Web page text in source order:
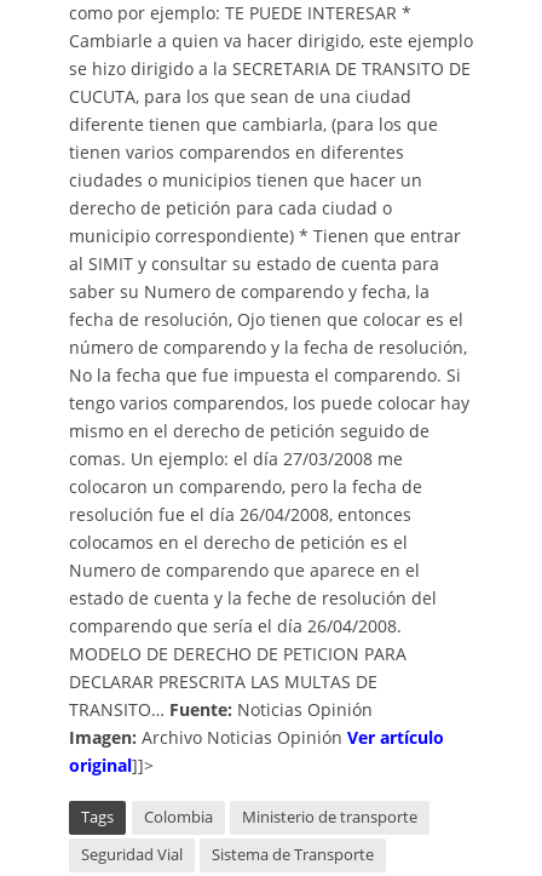
como por ejemplo: TE PUEDE INTERESAR *
Cambiarle a quien va hacer dirigido, este ejemplo
se hizo dirigido a la SECRETARIA DE TRANSITO DE
CUCUTA, para los que sean de una ciudad
diferente tienen que cambiarla, (para los que
tienen varios comparendos en diferentes
ciudades o municipios tienen que hacer un
derecho de petición para cada ciudad o
municipio correspondiente) * Tienen que entrar
al SIMIT y consultar su estado de cuenta para
saber su Numero de comparendo y fecha, la
fecha de resolución, Ojo tienen que colocar es el
número de comparendo y la fecha de resolución,
No la fecha que fue impuesta el comparendo. Si
tengo varios comparendos, los puede colocar hay
mismo en el derecho de petición seguido de
comas. Un ejemplo: el día 27/03/2008 me
colocaron un comparendo, pero la fecha de
resolución fue el día 26/04/2008, entonces
colocamos en el derecho de petición es el
Numero de comparendo que aparece en el
estado de cuenta y la feche de resolución del
comparendo que sería el día 26/04/2008.
MODELO DE DERECHO DE PETICION PARA
DECLARAR PRESCRITA LAS MULTAS DE
TRANSITO… Fuente: Noticias Opinión
Imagen: Archivo Noticias Opinión Ver artículo
original]]>
Tags Colombia
Ministerio de transporte
Seguridad Vial
Sistema de Transporte